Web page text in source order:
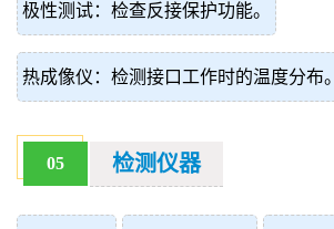
极性测试：检查反接保护功能。
热成像仪：检测接口工作时的温度分布。
05 检测仪器